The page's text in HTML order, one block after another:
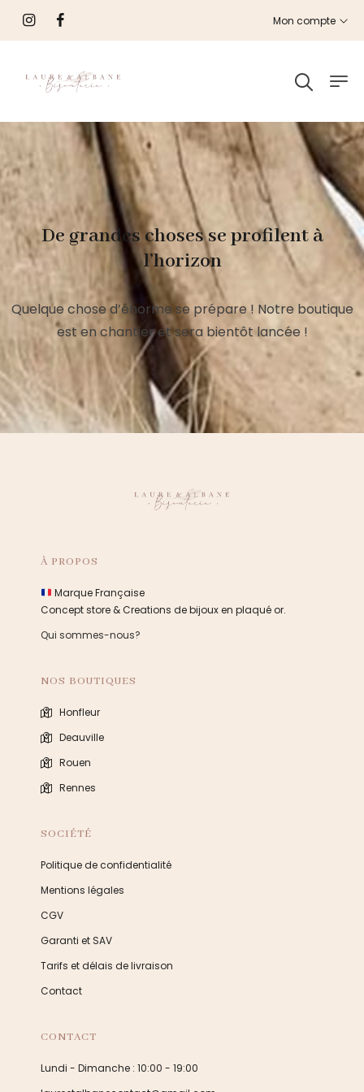
Mon compte
De grandes choses se profilent à
l’horizon
Quelque chose d’énorme se prépare ! Notre boutique
est en chantier et sera bientôt lancée !
À PROPOS
Marque Française
Concept store & Creations de bijoux en plaqué or.
Qui sommes-nous?
NOS BOUTIQUES
Honfleur
Deauville
Rouen
Rennes
SOCIÉTÉ
Politique de confidentialité
Mentions légales
CGV
Garanti et SAV
Tarifs et délais de livraison
Contact
CONTACT
Lundi - Dimanche : 10:00 - 19:00